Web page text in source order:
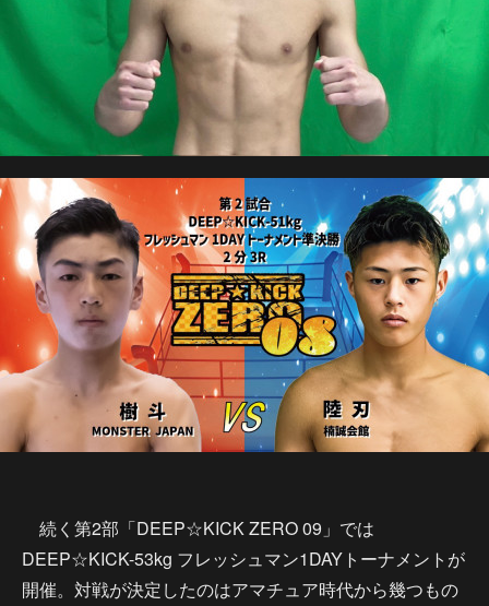
続く第2部「DEEP☆KICK ZERO 09」では
DEEP☆KICK-53kg フレッシュマン1DAYトーナメントが
開催。対戦が決定したのはアマチュア時代から幾つもの